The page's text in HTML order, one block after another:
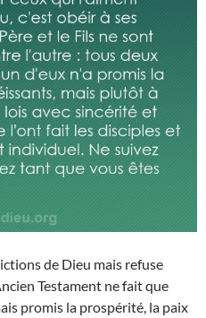
de Dieu mais refuse
Testament ne fait que
promis la prospérité, la paix